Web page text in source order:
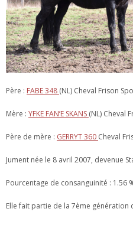
Père : FABE 348 (NL) Cheval Frison
Mère : YFKE FAN’E SKANS (NL) Cheval
Père de mère : GERRYT 360 Cheval
Jument née le 8 avril 2007, devenue
Pourcentage de consanguinité : 1.56
Elle fait partie de la 7ème génération